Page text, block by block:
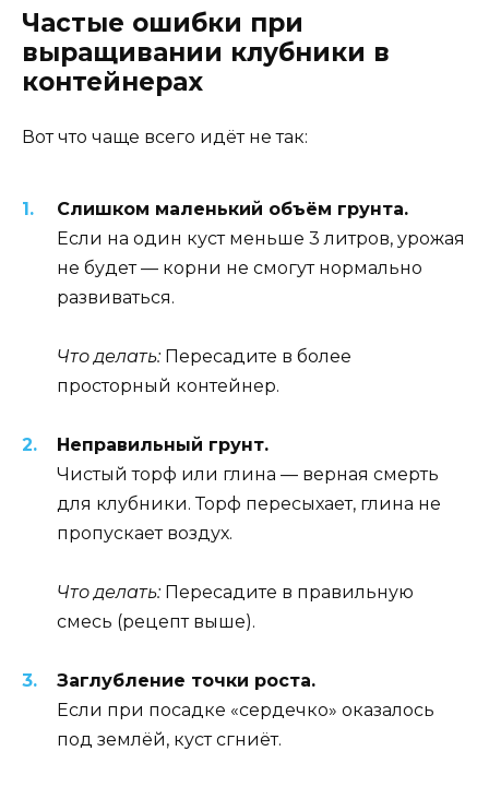
Частые ошибки при
выращивании клубники в
контейнерах
Вот что чаще всего идёт не так:
Слишком маленький объём грунта.
Если на один куст меньше 3 литров, урожая
не будет — корни не смогут нормально
развиваться.
Что делать:Пересадите в более
просторный контейнер.
Неправильный грунт.
Чистый торф или глина — верная смерть
для клубники. Торф пересыхает, глина не
пропускает воздух.
Что делать:Пересадите в правильную
смесь (рецепт выше).
Заглубление точки роста.
Если при посадке «сердечко» оказалось
под землёй, куст сгниёт.